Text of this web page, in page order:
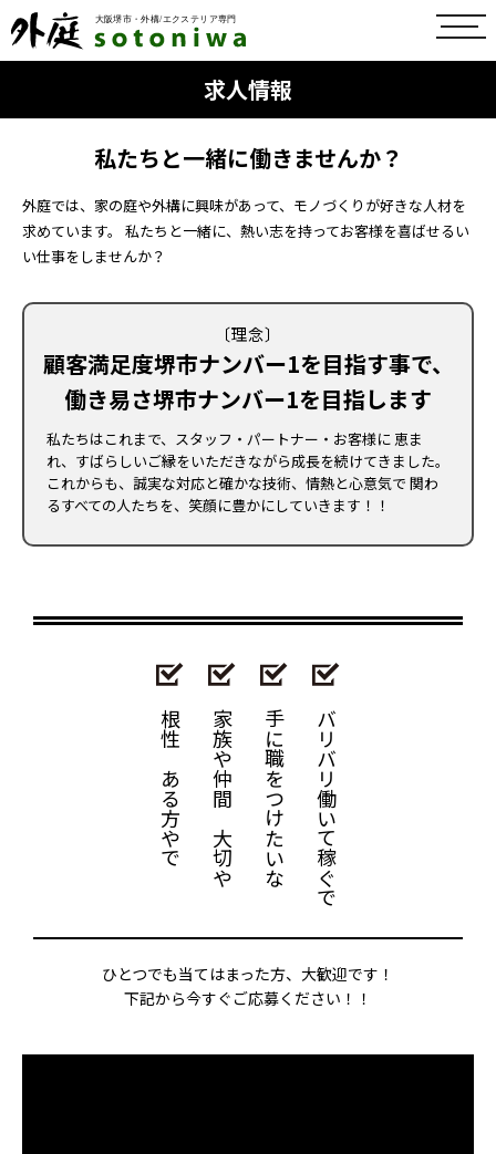
toggle
求人情報
私たちと一緒に働きませんか？
外庭では、家の庭や外構に興味があって、モノづくりが好きな人材を
求めています。 私たちと一緒に、熱い志を持ってお客様を喜ばせるい
い仕事をしませんか？
〔理念〕
顧客満足度堺市ナンバー1を目指す事で、
働き易さ堺市ナンバー1を目指します
私たちはこれまで、スタッフ・パートナー・お客様に 恵ま
れ、すばらしいご縁をいただきながら成長を続けてきました。
これからも、誠実な対応と確かな技術、情熱と心意気で 関わ
るすべての人たちを、笑顔に豊かにしていきます！！
根性はある方やで 家族や仲間は大切や手に職をつけたいなバリバリ働いて稼ぐで
ひとつでも当てはまった方、大歓迎です！
下記から今すぐご応募ください！！